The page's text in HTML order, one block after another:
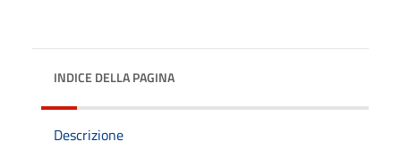
INDICE DELLA PAGINA
Descrizione